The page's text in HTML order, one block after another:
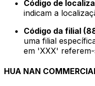
Código de
indicam a
Código da filial
uma filial
em 'XXX'
HUA NAN